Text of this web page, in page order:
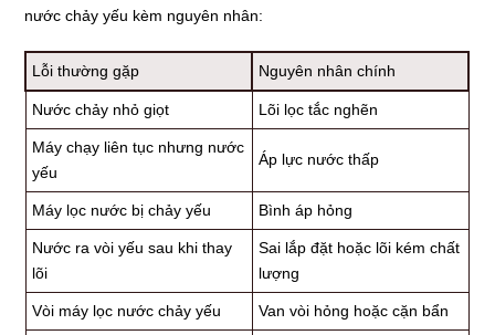
nước chảy yếu kèm nguyên nhân:
Lỗi thường gặp Nguyên nhân chính
Nước chảy nhỏ giọt Lõi lọc tắc nghẽn
Máy chạy liên tục nhưng nước
yếu
Áp lực nước thấp
Máy lọc nước bị chảy yếu Bình áp hỏng
Nước ra vòi yếu sau khi thay
lõi
Sai lắp đặt hoặc lõi kém chất
lượng
Vòi máy lọc nước chảy yếu Van vòi hỏng hoặc cặn bẩn